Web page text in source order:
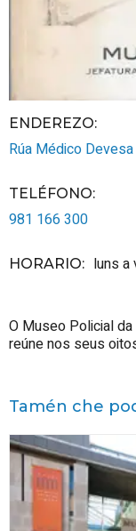
ENDEREZO:
Rúa Médico
TELÉFONO:
981 166 300
HORARIO: luns a
O Museo Policial
reúne nos seus
Tamén che